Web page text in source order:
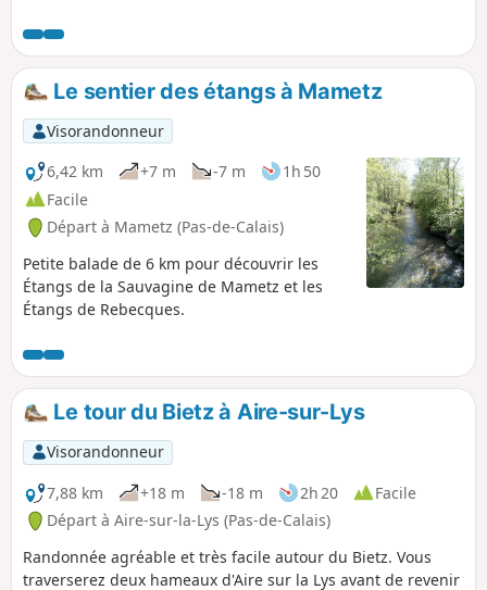
du Pays de Saint-Omer.
Le sentier des étangs à Mametz
Visorandonneur
6,42 km
+7 m -7 m
1h 50
Facile
Départ à Mametz (Pas-de-Calais)
Petite balade de 6 km pour découvrir les
Étangs de la Sauvagine de Mametz et les
Étangs de Rebecques.
Le tour du Bietz à Aire-sur-Lys
Visorandonneur
7,88 km
+18 m -18 m 2h 20
Facile
Départ à Aire-sur-la-Lys (Pas-de-Calais)
Randonnée agréable et très facile autour du Bietz. Vous
traverserez deux hameaux d'Aire sur la Lys avant de revenir